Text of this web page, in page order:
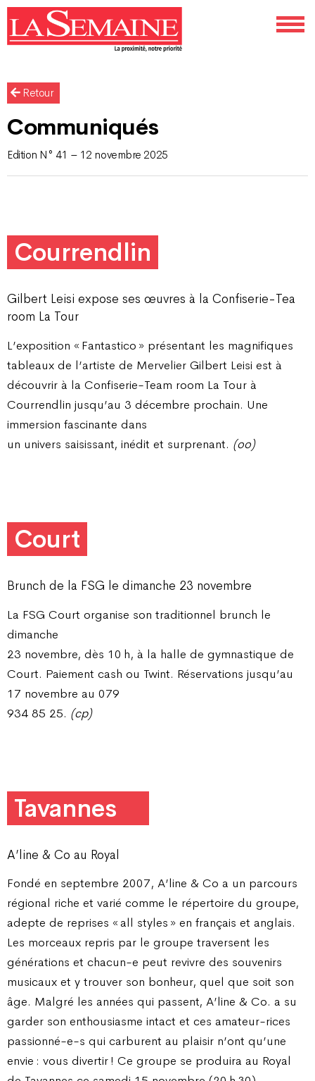
Retour
Communiqués
Edition N° 41 – 12 novembre 2025
Courrendlin
Gilbert Leisi expose ses œuvres à la Confiserie-Tea
room La Tour
L’exposition « Fantastico » présentant les magnifiques
tableaux de l’artiste de Mervelier Gilbert Leisi est à
découvrir à la Confiserie-Team room La Tour à
Courrendlin jusqu’au 3 décembre prochain. Une
immersion fascinante dans
un univers saisissant, inédit et surprenant. (oo)
Court
Brunch de la FSG le dimanche 23 novembre
La FSG Court organise son traditionnel brunch le
dimanche
23 novembre, dès 10 h, à la halle de gymnastique de
Court. Paiement cash ou Twint. Réservations jusqu’au
17 novembre au 079
934 85 25. (cp)
Tavannes
A’line & Co au Royal
Fondé en septembre 2007, A’line & Co a un parcours
régional riche et varié comme le répertoire du groupe,
adepte de reprises « all styles » en français et anglais.
Les morceaux repris par le groupe traversent les
générations et chacun-e peut revivre des souvenirs
musicaux et y trouver son bonheur, quel que soit son
âge. Malgré les années qui passent, A’line & Co. a su
garder son enthousiasme intact et ces amateur-rices
passionné-e-s qui carburent au plaisir n’ont qu’une
envie : vous divertir ! Ce groupe se produira au Royal